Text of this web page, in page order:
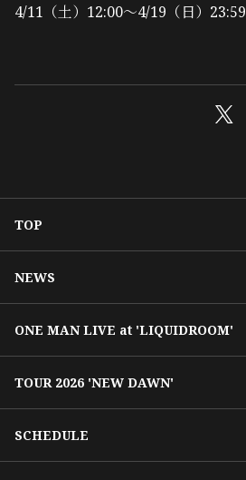
4/11（土）12:00〜4/19（日）23:59
TOP
NEWS
ONE MAN LIVE at 'LIQUIDROOM'
TOUR 2026 'NEW DAWN'
SCHEDULE